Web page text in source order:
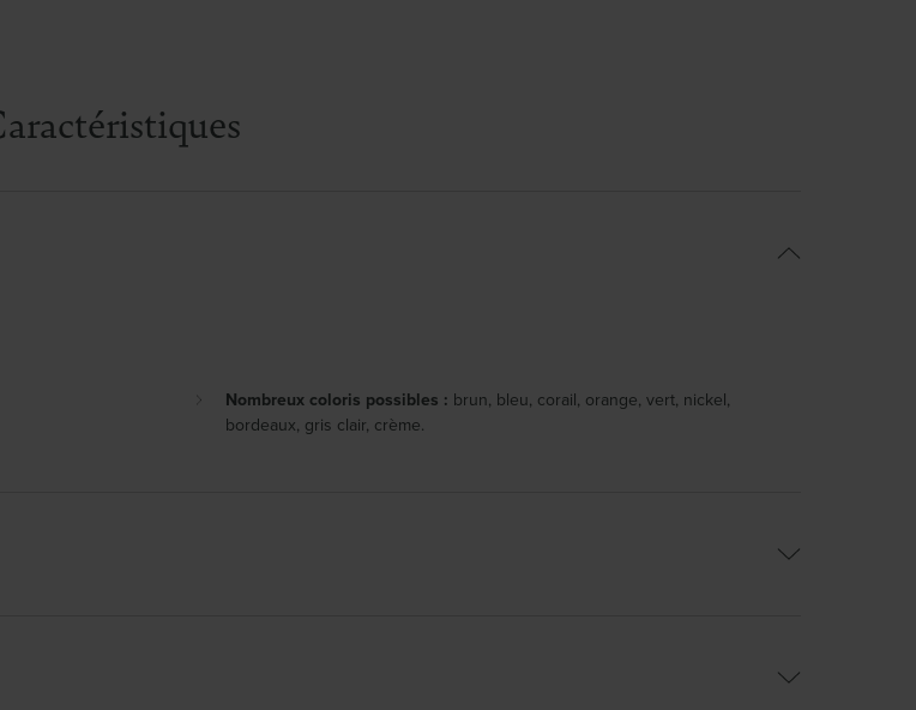
Nombreux coloris possibles : brun, bleu, corail, orange, vert, nickel,
bordeaux, gris clair, crème.